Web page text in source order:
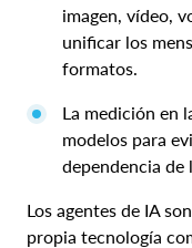
imagen, vídeo,
unificar los
formatos.
La medición en
modelos para
dependencia de
Los agentes de IA
propia tecnología